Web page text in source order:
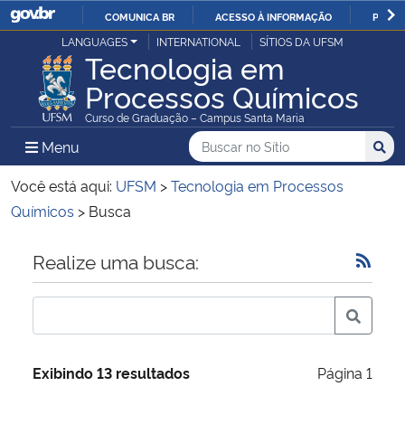
IR
PARA
O
CONTEÚDO
COMUNICA BR ACESSO À INFORMAÇÃO
Ministério da Justiça e Segurança Pública
Ministério da Defesa
Ministério das Relações Exteriores
Ministério da Educação
LANGUAGES INTERNATIONAL SÍTIOS DA UFSM
Tecnologia em
Processos Químicos
Curso de Graduação – Campus Santa Maria
Menu Menu Principal do Sítio
Busca
Buscar no no Sítio
Busca:
Você está aqui: UFSM >Tecnologia em Processos
Químicos > Busca
Início do conteúdo
Realize uma busca:
Exibindo 13 resultados Página 1